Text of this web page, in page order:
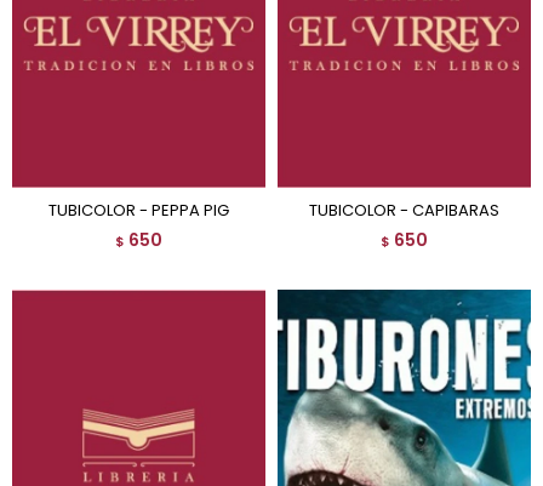
TUBICOLOR - PEPPA PIG
$ 650
TUBICOLOR - CAPIBARAS
$ 650